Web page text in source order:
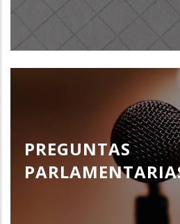
PREGUNTAS